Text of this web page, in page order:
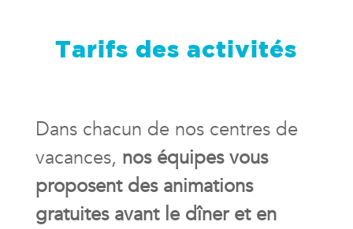
Tarifs des activités
Dans chacun de nos centres de
vacances, nos équipes vous
proposent des animations
gratuites avant le dîner et en